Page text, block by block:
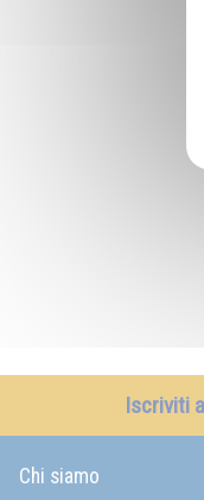
Iscriviti
Chi siamo